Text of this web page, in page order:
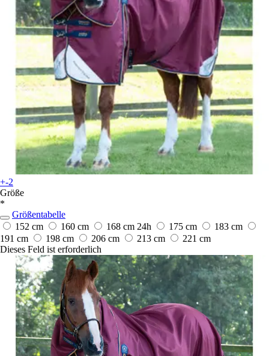
+-2
Größe
*
Größentabelle
152 cm
160 cm 168 cm 24h 175 cm
183 cm
191 cm
198 cm 206 cm 213 cm
221 cm
Dieses Feld ist erforderlich